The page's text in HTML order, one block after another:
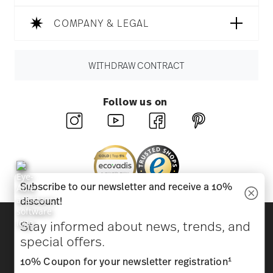
COMPANY & LEGAL
WITHDRAW CONTRACT
Follow us on
Beauty & functionality for your home
Homepage General terms and conditions
Privacy
Subscribe to our newsletter and receive a 10%
discount!
Stay informed about news, trends, and
special offers.
10% Coupon for your newsletter registration1